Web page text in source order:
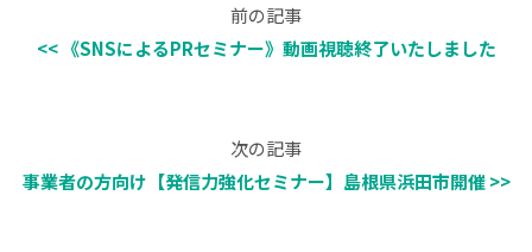
前の記事
<< 《SNSによるPRセミナー》動画視聴終了いたしました
次の記事
事業者の方向け【発信力強化セミナー】島根県浜田市開催 >>